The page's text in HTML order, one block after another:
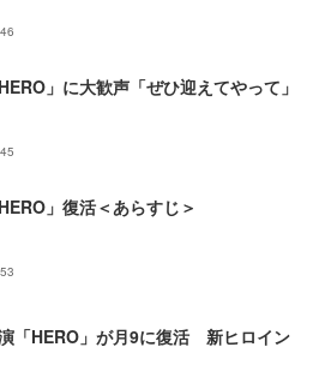
」に大歓声「ぜひ迎えてやって」
」復活＜あらすじ＞
「HERO」が月9に復活 新ヒロイン